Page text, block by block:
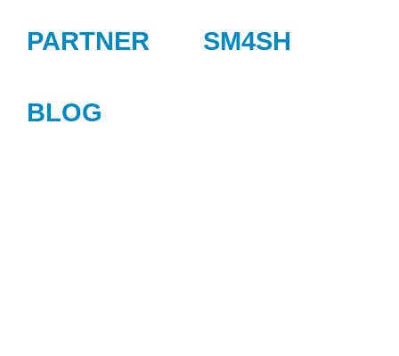
PARTNER SM4SH
BLOG